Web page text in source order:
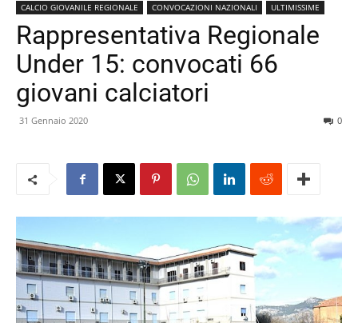
CALCIO GIOVANILE REGIONALE CONVOCAZIONI NAZIONALI ULTIMISSIME
Rappresentativa Regionale
Under 15: convocati 66
giovani calciatori
31 Gennaio 2020 0